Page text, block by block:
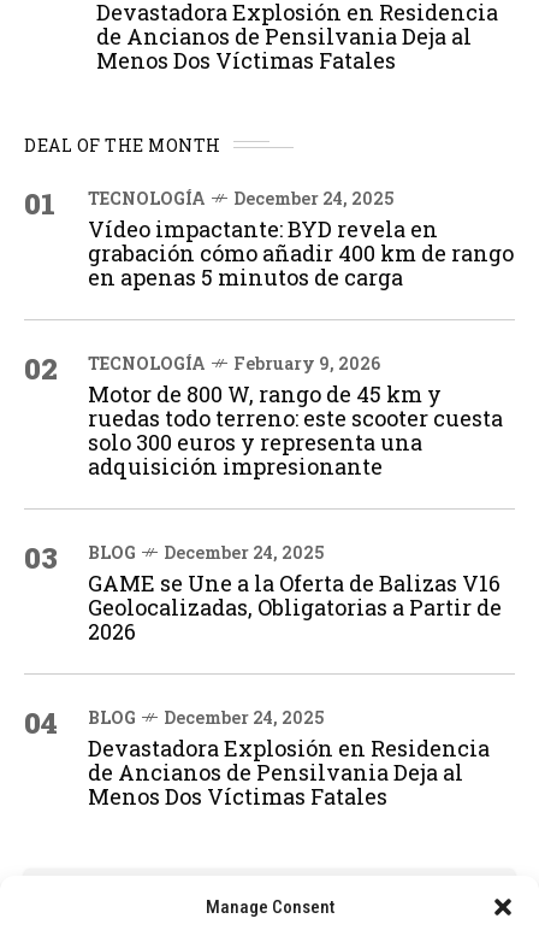
Manage Consent
Devastadora Explosión en Residencia
de Ancianos de Pensilvania Deja al
Menos Dos Víctimas Fatales
DEAL OF THE MONTH
01 TECNOLOGÍA December 24, 2025
Vídeo impactante: BYD revela en
grabación cómo añadir 400 km de rango
en apenas 5 minutos de carga
02 TECNOLOGÍA February 9, 2026
Motor de 800 W, rango de 45 km y
ruedas todo terreno: este scooter cuesta
solo 300 euros y representa una
adquisición impresionante
03 BLOG December 24, 2025
GAME se Une a la Oferta de Balizas V16
Geolocalizadas, Obligatorias a Partir de
2026
04 BLOG December 24, 2025
Devastadora Explosión en Residencia
de Ancianos de Pensilvania Deja al
Menos Dos Víctimas Fatales